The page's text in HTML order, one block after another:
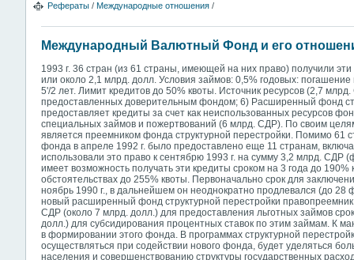
Рефераты / Международные отношения /
Международный Валютный Фонд и его
1993 г. 36 стран (из 61 страны, имеющей на них право) получили
или около 2,1 млрд. долл. Условия займов: 0,5% годовых:
5'/2 лет. Лимит кредитов до 50% квоты. Источник ресурсов (2,7
предоставленных доверительным фондом; 6) Расширенный фонд
предоставляет кредиты за счет как неиспользованных ресурсов
специальных займов и пожертвований (6 млрд. СДР). По своим
является преемником фонда структурной перестройки. Помимо 61
фонда в апреле 1992 г. было предоставлено еще 11 странам,
использовали это право к сентябрю 1993 г. на сумму 3,2 млрд. СДР
имеет возможность получать эти кредиты сроком на 3 года до
обстоятельствах до 255% квоты. Первоначально срок для
ноябрь 1990 г., в дальнейшем он неоднократно продлевался (до 28
новый расширенный фонд структурной перестройки
СДР (около 7 млрд. долл.) для предоставления льготных займов
долл.) для субсидирования процентных ставок по этим займам. К
в формировании этого фонда. В программах структурной
осуществляться при содействии нового фонда, будет уделяться
населения и совершенствованию структуры государственных